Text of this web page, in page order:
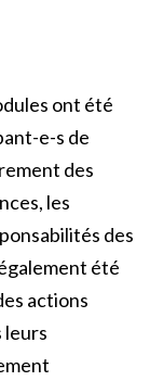
ont été
e-s de
des
les
des
été
actions
leurs